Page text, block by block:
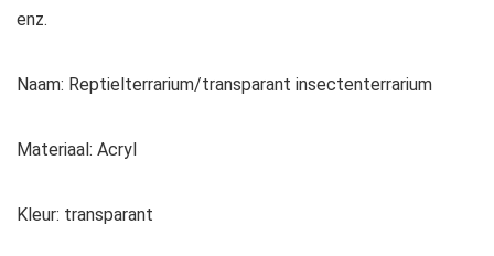
enz.
Naam: Reptielterrarium/transparant insectenterrarium
Materiaal: Acryl
Kleur: transparant